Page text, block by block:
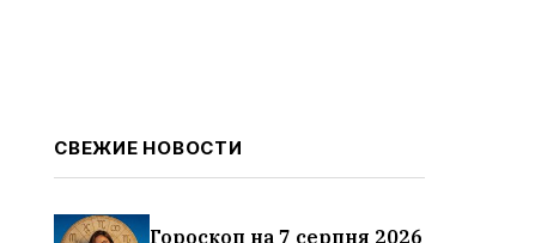
СВЕЖИЕ НОВОСТИ
Гороскоп на 7 серпня 2026